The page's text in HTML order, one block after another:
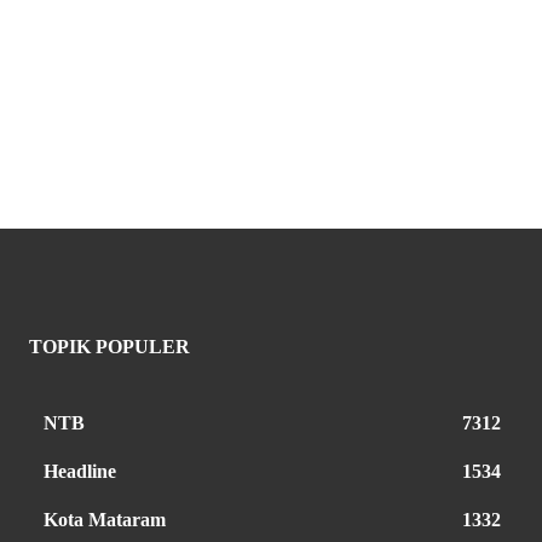
TOPIK POPULER
NTB 7312
Headline 1534
Kota Mataram 1332